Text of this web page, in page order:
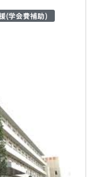
(学会費補助)